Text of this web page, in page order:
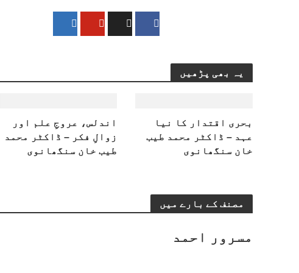
یہ بھی پڑھیں
بحری اقتدار کا نیا
عہد – ڈاکٹر محمد طیب
خان سنگھانوی
اندلس، عروجِ علم اور
زوالِ فکر – ڈاکٹر محمد
طیب خان سنگھانوی
مصنف کے بارے میں
مسرور احمد